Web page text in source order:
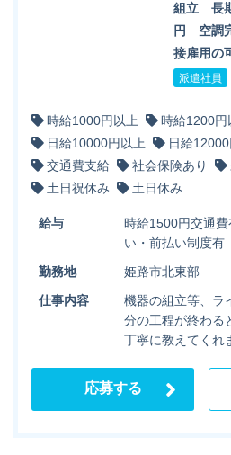
組立 長
円 空調
接雇用の
派遣社員
時給1000円以上
時給1200円
日給10000円以上
日給
交通費支給
社会保険あり
土日祝休み
土日休み
給与
時給1500円交通
い・前払い制度有
勤務地
姫路市北東部
仕事内容
機器の組立等、ラ
分の工程が終わる
丁寧に教えてくれ
応募する